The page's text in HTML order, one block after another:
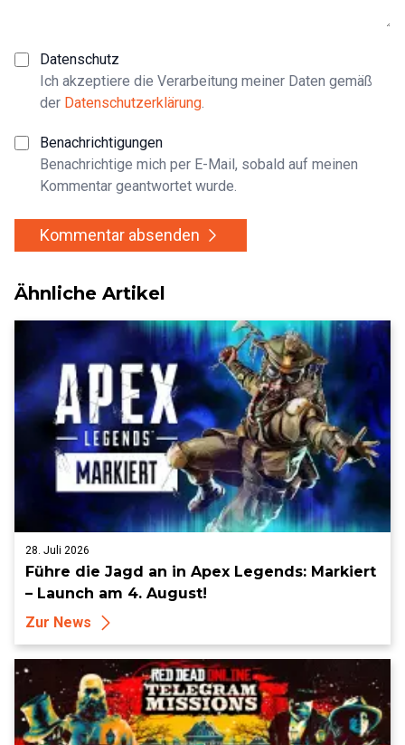
Datenschutz
Ich akzeptiere die Verarbeitung meiner Daten gemäß
der Datenschutzerklärung.
Benachrichtigungen
Benachrichtige mich per E-Mail, sobald auf meinen
Kommentar geantwortet wurde.
Kommentar absenden
Ähnliche Artikel
28. Juli 2026
Führe die Jagd an in Apex Legends: Markiert
– Launch am 4. August!
Zur News